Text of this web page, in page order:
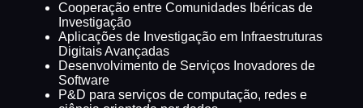
Cooperação entre Comunidades Ibéricas de
Investigação
Aplicações de Investigação em Infraestruturas
Digitais Avançadas
Desenvolvimento de Serviços Inovadores de
Software
P&D para serviços de computação, redes e